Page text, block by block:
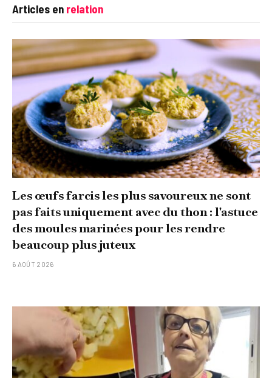
Articles en relation
Les œufs farcis les plus savoureux ne sont
pas faits uniquement avec du thon : l'astuce
des moules marinées pour les rendre
beaucoup plus juteux
6 AOÛT 2026